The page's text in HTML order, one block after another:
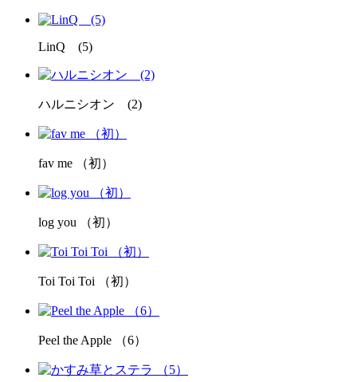
LinQ (5)
ハルニシオン (2)
fav me （初）
log you （初）
Toi Toi Toi （初）
Peel the Apple （6）